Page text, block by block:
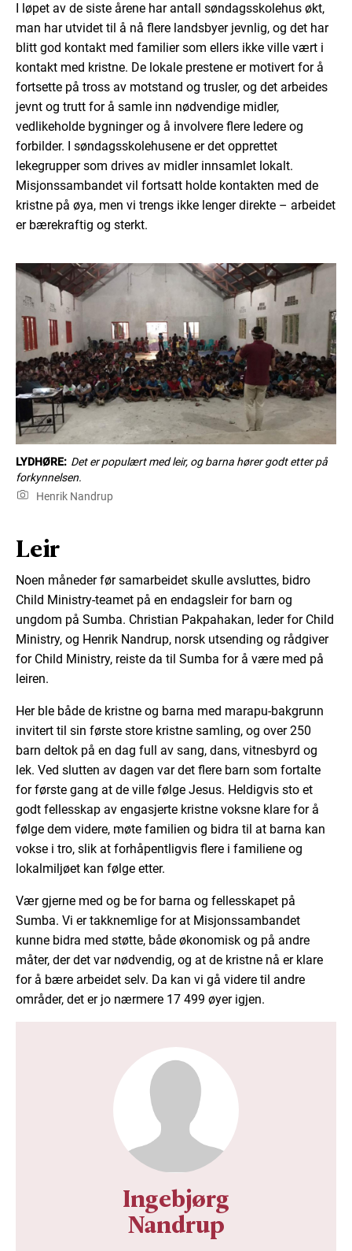
I løpet av de siste årene har antall søndagsskolehus økt,
man har utvidet til å nå flere landsbyer jevnlig, og det har
blitt god kontakt med familier som ellers ikke ville vært i
kontakt med kristne. De lokale prestene er motivert for å
fortsette på tross av motstand og trusler, og det arbeides
jevnt og trutt for å samle inn nødvendige midler,
vedlikeholde bygninger og å involvere flere ledere og
forbilder. I søndagsskolehusene er det opprettet
lekegrupper som drives av midler innsamlet lokalt.
Misjonssambandet vil fortsatt holde kontakten med de
kristne på øya, men vi trengs ikke lenger direkte – arbeidet
er bærekraftig og sterkt.
LYDHØRE: Det er populært med leir, og barna hører godt etter på
forkynnelsen.
Henrik Nandrup
Leir
Noen måneder før samarbeidet skulle avsluttes, bidro
Child Ministry-teamet på en endagsleir for barn og
ungdom på Sumba. Christian Pakpahakan, leder for Child
Ministry, og Henrik Nandrup, norsk utsending og rådgiver
for Child Ministry, reiste da til Sumba for å være med på
leiren.
Her ble både de kristne og barna med marapu-bakgrunn
invitert til sin første store kristne samling, og over 250
barn deltok på en dag full av sang, dans, vitnesbyrd og
lek. Ved slutten av dagen var det flere barn som fortalte
for første gang at de ville følge Jesus. Heldigvis sto et
godt fellesskap av engasjerte kristne voksne klare for å
følge dem videre, møte familien og bidra til at barna kan
vokse i tro, slik at forhåpentligvis flere i familiene og
lokalmiljøet kan følge etter.
Vær gjerne med og be for barna og fellesskapet på
Sumba. Vi er takknemlige for at Misjonssambandet
kunne bidra med støtte, både økonomisk og på andre
måter, der det var nødvendig, og at de kristne nå er klare
for å bære arbeidet selv. Da kan vi gå videre til andre
områder, det er jo nærmere 17 499 øyer igjen.
Ingebjørg
Nandrup